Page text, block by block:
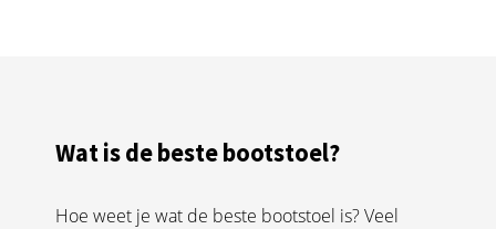
Wat is de beste bootstoel?
Hoe weet je wat de beste bootstoel is? Veel